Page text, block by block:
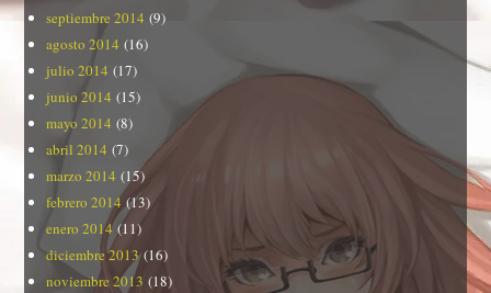
septiembre 2014 (9)
agosto 2014 (16)
julio 2014 (17)
junio 2014 (15)
mayo 2014 (8)
abril 2014 (7)
marzo 2014 (15)
febrero 2014 (13)
enero 2014(11)
diciembre 2013(16)
noviembre 2013 (18)